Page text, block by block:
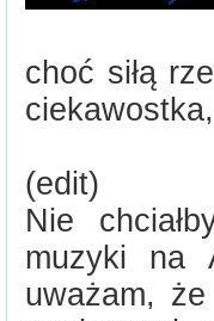
choć siłą
(edit)
Nie
muzyki na
uważam,